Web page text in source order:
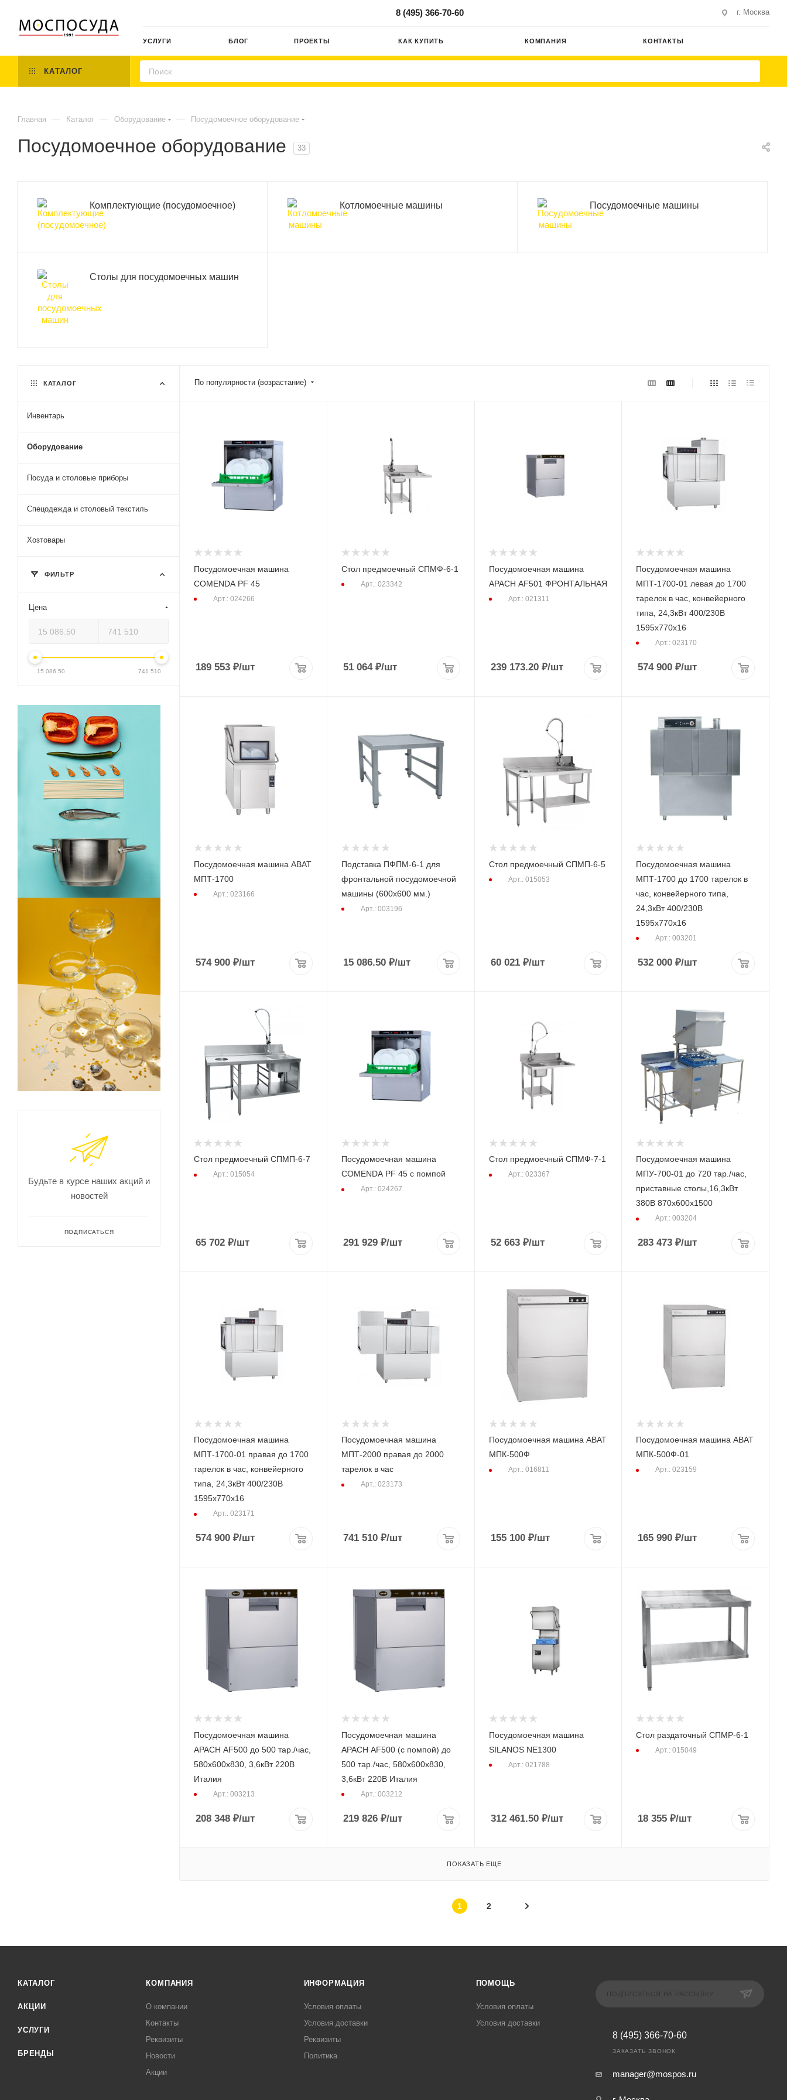
8 (495) 366-70-60 г. Москва
УСЛУГИ БЛОГ ПРОЕКТЫ КАК КУПИТЬ КОМПАНИЯ КОНТАКТЫ
КАТАЛОГ
Главная — Каталог — Оборудование — Посудомоечное оборудование
Посудомоечное оборудование 33
Комплектующие (посудомоечное) Котломоечные машины Посудомоечные машины
Столы для посудомоечных машин
По популярности (возрастание)
Посудомоечная машина
COMENDA PF 45
Арт.: 024266
189 553 ₽/шт
Стол предмоечный СПМФ-6-1
Арт.: 023342
51 064₽/шт
Посудомоечная машина
APACH AF501 ФРОНТАЛЬНАЯ
Арт.: 021311
239 173.20₽/шт
Посудомоечная машина
МПТ-1700-01 левая до 1700
тарелок в час, конвейерного
типа, 24,3кВт 400/230В
1595х770х16
Арт.: 023170
574 900 ₽/шт
Посудомоечная машина ABAT
МПТ-1700
Арт.: 023166
574 900 ₽/шт
Подставка ПФПМ-6-1 для
фронтальной посудомоечной
машины (600х600 мм.)
Арт.: 003196
15 086.50₽/шт
Стол предмоечный СПМП-6-5
Арт.: 015053
60 021₽/шт
Посудомоечная машина
МПТ-1700 до 1700 тарелок в
час, конвейерного типа,
24,3кВт 400/230В
1595х770х16
Арт.: 003201
532 000 ₽/шт
Стол предмоечный СПМП-6-7
Арт.: 015054
65 702 ₽/шт
Посудомоечная машина
COMENDA PF 45 с помпой
Арт.: 024267
291 929₽/шт
Стол предмоечный СПМФ-7-1
Арт.: 023367
52 663₽/шт
Посудомоечная машина
МПУ-700-01 до 720 тар./час,
приставные столы,16,3кВт
380В 870х600х1500
Арт.: 003204
283 473 ₽/шт
Посудомоечная машина
МПТ-1700-01 правая до 1700
тарелок в час, конвейерного
типа, 24,3кВт 400/230В
1595х770х16
Арт.: 023171
574 900 ₽/шт
Посудомоечная машина
МПТ-2000 правая до 2000
тарелок в час
Арт.: 023173
741 510₽/шт
Посудомоечная машина АВАТ
МПК-500Ф
Арт.: 016811
155 100₽/шт
Посудомоечная машина АВАТ
МПК-500Ф-01
Арт.: 023159
165 990 ₽/шт
Посудомоечная машина
APACH AF500 до 500 тар./час,
580x600x830, 3,6кВт 220В
Италия
Арт.: 003213
208 348 ₽/шт
Посудомоечная машина
APACH AF500 (с помпой) до
500 тар./час, 580x600x830,
3,6кВт 220В Италия
Арт.: 003212
219 826₽/шт
Посудомоечная машина
SILANOS NE1300
Арт.: 021788
312 461.50₽/шт
Стол раздаточный СПМР-6-1
Арт.: 015049
18 355 ₽/шт
ПОКАЗАТЬ ЕЩЕ
1 2
КАТАЛОГ
Инвентарь
Оборудование
Посуда и столовые приборы
Спецодежда и столовый текстиль
Хозтовары
ФИЛЬТР
Цена
15 086.50 741 510
Будьте в курсе наших акций и
новостей
ПОДПИСАТЬСЯ
КАТАЛОГ
АКЦИИ
УСЛУГИ
БРЕНДЫ
КОМПАНИЯ
О компании
Контакты
Реквизиты
Новости
Акции
ИНФОРМАЦИЯ
Условия оплаты
Условия доставки
Реквизиты
Политика
ПОМОЩЬ
Условия оплаты
Условия доставки
8 (495) 366-70-60
ЗАКАЗАТЬ ЗВОНОК
manager@mospos.ru